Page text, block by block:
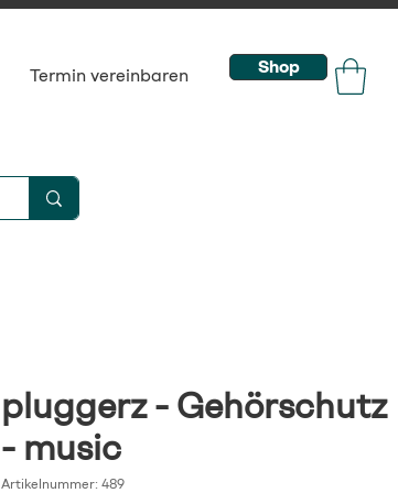
Termin vereinbaren Shop
pluggerz - Gehörschutz
- music
Artikelnummer: 489